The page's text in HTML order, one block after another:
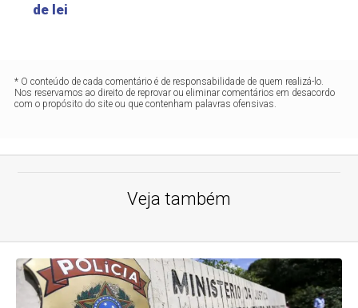
de lei
* O conteúdo de cada comentário é de responsabilidade de quem realizá-lo.
Nos reservamos ao direito de reprovar ou eliminar comentários em desacordo
com o propósito do site ou que contenham palavras ofensivas.
Veja também